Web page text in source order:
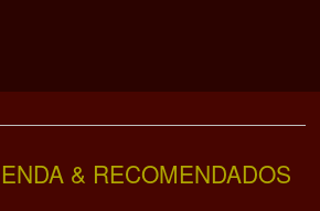
& RECOMENDADOS